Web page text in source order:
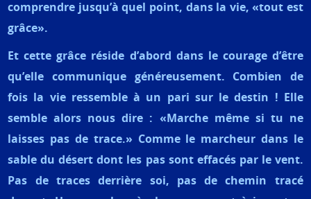
comprendre jusqu’à quel point, dans la vie, «tout est
grâce».
Et cette grâce réside d’abord dans le courage d’être
qu’elle communique généreusement. Combien de
fois la vie ressemble à un pari sur le destin ! Elle
semble alors nous dire : «Marche même si tu ne
laisses pas de trace.» Comme le marcheur dans le
sable du désert dont les pas sont effacés par le vent.
Pas de traces derrière soi, pas de chemin tracé